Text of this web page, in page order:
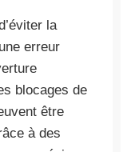
la
erreur
blocages de
être
à des